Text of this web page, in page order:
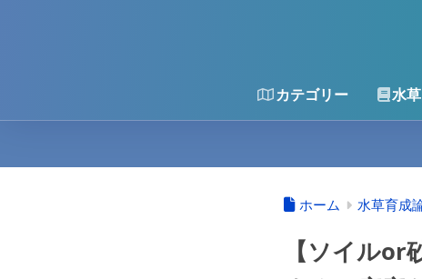
カテゴリー 水
ホーム 水草育成
【ソイル